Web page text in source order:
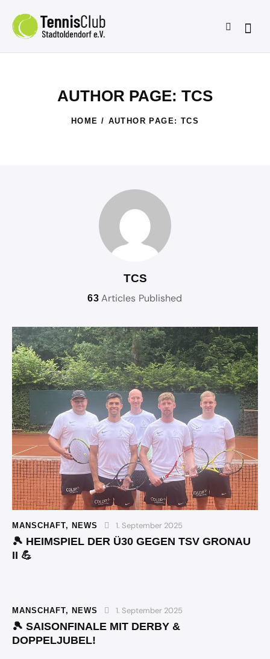
AUTHOR PAGE: TCS
HOME AUTHOR PAGE: TCS
TCS
63Articles Published
MANSCHAFT, NEWS 1. September 2025
🎾 HEIMSPIEL DER Ü30 GEGEN TSV GRONAU
II 💪
MANSCHAFT, NEWS 1. September 2025
🎾 SAISONFINALE MIT DERBY &
DOPPELJUBEL!